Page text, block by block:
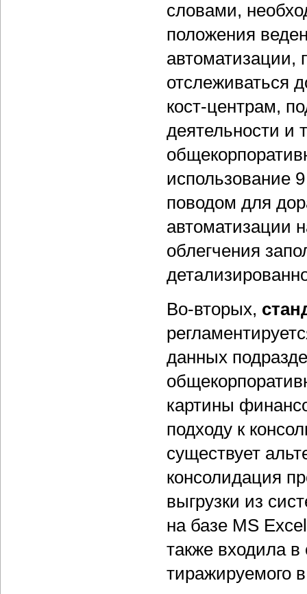
словами,
положения
автоматизации,
отслеживаться
кост-центрам,
деятельности и
использование
поводом для
автоматизации
облегчения
Во-вторых,
данных
картины
подходу к
существует
консолидация
выгрузки из
на базе MS
также входила
тиражируемого